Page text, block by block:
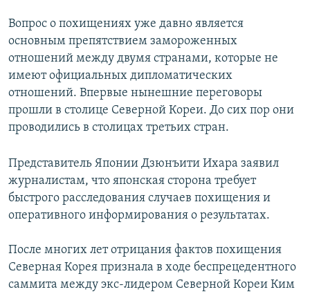
Вопрос о похищениях уже давно является
основным препятствием замороженных
отношений между двумя странами, которые не
имеют официальных дипломатических
отношений. Впервые нынешние переговоры
прошли в столице Северной Кореи. До сих пор они
проводились в столицах третьих стран.
Представитель Японии Дзюнъити Ихара заявил
журналистам, что японская сторона требует
быстрого расследования случаев похищения и
оперативного информирования о результатах.
После многих лет отрицания фактов похищения
Северная Корея признала в ходе беспрецедентного
саммита между экс-лидером Северной Кореи Ким